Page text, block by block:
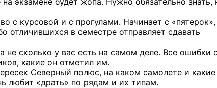
с курсовой и с прогулами. Начинает с «пятерок»,
отличившихся в семестре отправляет сдавать
а не сколько у вас есть на самом деле. Все ошибки
какие он отметил им.
Северный полюс, на каком самолете и какие
любит «драть» по рядам и их типам.